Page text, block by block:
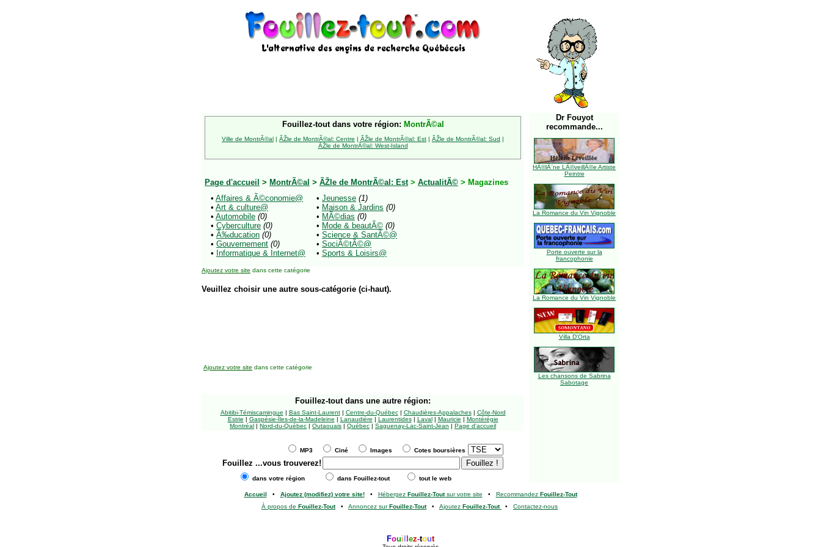
Fouillez-tout dans votre région: MontrÃ©al
Ville de MontrÃ©al | ÃŽle de MontrÃ©al: Centre | ÃŽle de MontrÃ©al: Est | ÃŽle de MontrÃ©al: Sud |
ÃŽle de MontrÃ©al: West-Island
Page d'accueil > MontrÃ©al > ÃŽle de MontrÃ©al: Est > ActualitÃ© > Magazines
• Affaires & Ã©conomie@
• Art & culture@
• Automobile (0)
• Cyberculture (0)
• Ã‰ducation (0)
• Gouvernement (0)
• Informatique & Internet@
• Jeunesse (1)
• Maison & Jardins (0)
• MÃ©dias (0)
• Mode & beautÃ© (0)
• Science & SantÃ©@
• SociÃ©tÃ©@
• Sports & Loisirs@
Ajoutez votre site dans cette catégorie
Veuillez choisir une autre sous-catégorie (ci-haut).
Dr Fouyot
recommande...
HÃ©lÃ¨ne LÃ©veillÃ©e Artiste
Peintre
La Romance du Vin Vignoble
Porte ouverte sur la
francophonie
La Romance du Vin Vignoble
Villa D'Orta
Les chansons de Sabrina
Sabotage
Ajoutez votre site dans cette catégorie
Fouillez-tout dans une autre région:
Abitibi-Témiscamingue | Bas Saint-Laurent| Centre-du-Québec| Chaudières-Appalaches| Côte-Nord
Estrie | Gaspésie-Îles-de-la-Madeleine | Lanaudière | Laurentides| Laval| Mauricie | Montérégie
Montréal | Nord-du-Québec | Outaouais | Québec | Saguenay-Lac-Saint-Jean | Page d'accueil
MP3 Ciné Images Cotes boursières
Fouillez ...vous trouverez!
dans votre région dans Fouillez-tout tout le web
Accueil • Ajoutez (modifiez) votre site!• Hébergez Fouillez-Toutsur votre site • Recommandez Fouillez-Tout
À propos de Fouillez-Tout• Annoncez surFouillez-Tout• Ajoutez Fouillez-Tout • Contactez-nous
Foui ez-tout